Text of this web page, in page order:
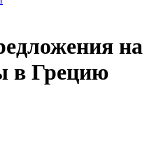
на
в Грецию